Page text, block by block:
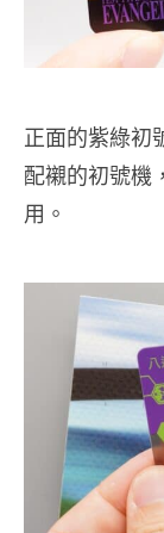
正面的紫綠初
配襯的初號機
用。